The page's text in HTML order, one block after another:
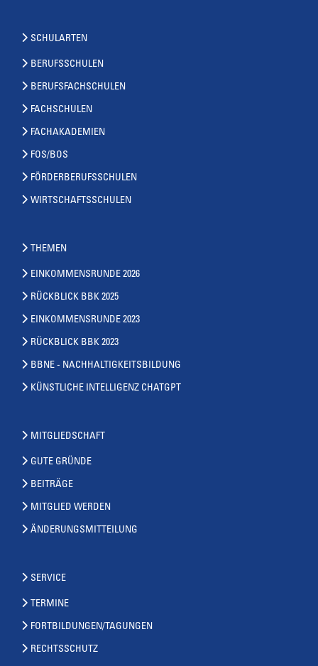
SCHULARTEN
BERUFSSCHULEN
BERUFSFACHSCHULEN
FACHSCHULEN
FACHAKADEMIEN
FOS/BOS
FÖRDERBERUFSSCHULEN
WIRTSCHAFTSSCHULEN
THEMEN
EINKOMMENSRUNDE 2026
RÜCKBLICK BBK 2025
EINKOMMENSRUNDE 2023
RÜCKBLICK BBK 2023
BBNE - NACHHALTIGKEITSBILDUNG
KÜNSTLICHE INTELLIGENZ CHATGPT
MITGLIEDSCHAFT
GUTE GRÜNDE
BEITRÄGE
MITGLIED WERDEN
ÄNDERUNGSMITTEILUNG
SERVICE
TERMINE
FORTBILDUNGEN/TAGUNGEN
RECHTSSCHUTZ